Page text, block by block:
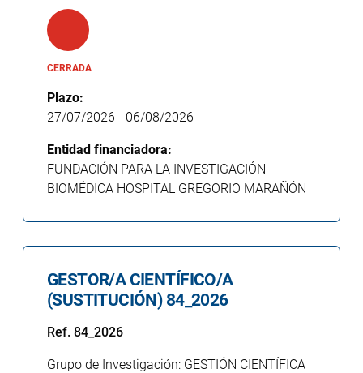
CERRADA
Plazo:
27/07/2026 - 06/08/2026
Entidad financiadora:
FUNDACIÓN PARA LA INVESTIGACIÓN
BIOMÉDICA HOSPITAL GREGORIO MARAÑÓN
GESTOR/A CIENTÍFICO/A
(SUSTITUCIÓN) 84_2026
Ref. 84_2026
Grupo de Investigación: GESTIÓN CIENTÍFICA